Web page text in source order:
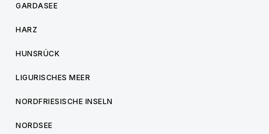
GARDASEE
HARZ
HUNSRÜCK
LIGURISCHES MEER
NORDFRIESISCHE INSELN
NORDSEE